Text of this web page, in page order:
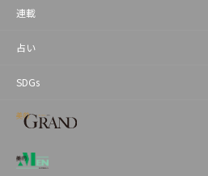
連載
占い
SDGs